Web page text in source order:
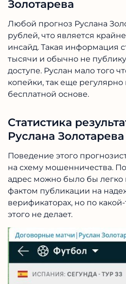
Золотарева
Любой прогноз Руслана
рублей, что является
инсайд. Такая информация
тысячи и обычно не
доступе. Руслан мало того
копейки, так еще
бесплатной основе.
Статистика
Руслана Золотарева
Поведение этого
на схему мошенничества.
адрес можно было бы легко
фактом публикации на
верификаторах, но по
этого не делает.